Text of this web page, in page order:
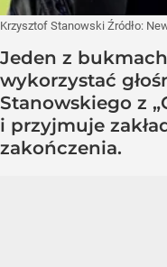
Krzysztof Stanowski Źródło:
Jeden z
wykorzystać
Stanowskiego z
i przyjmuje
zakończenia.